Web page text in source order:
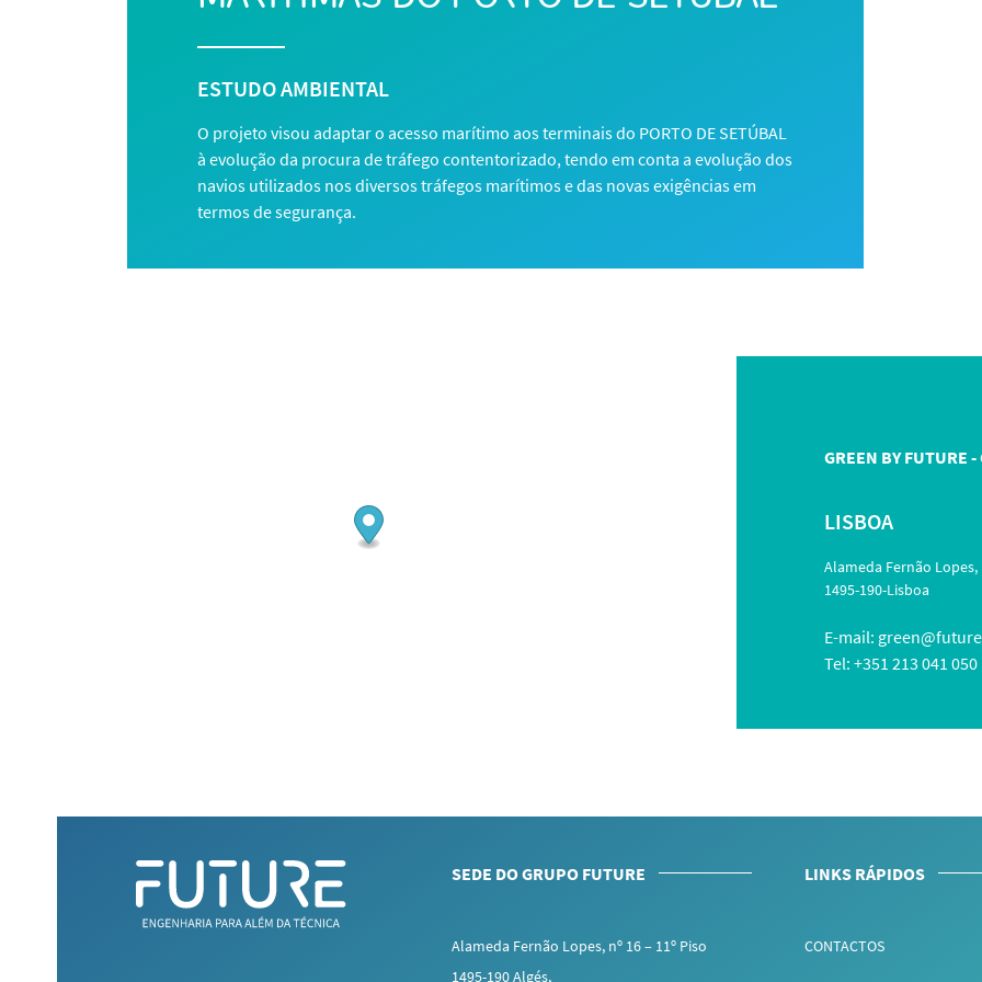
ESTUDO AMBIENTAL
O projeto visou adaptar o acesso marítimo aos terminais do PORTO DE SETÚBAL
à evolução da procura de tráfego contentorizado, tendo em conta a evolução dos
navios utilizados nos diversos tráfegos marítimos e das novas exigências em
termos de segurança.
GREEN BY FUTURE -
LISBOA
Alameda Fernão Lopes,
1495-190-Lisboa
E-mail:
Tel: +351 213 041 050
SEDE DO GRUPO FUTURE
Alameda Fernão Lopes, nº 16 – 11º Piso
1495-190 Algés,
LINKS RÁPIDOS
CONTACTOS